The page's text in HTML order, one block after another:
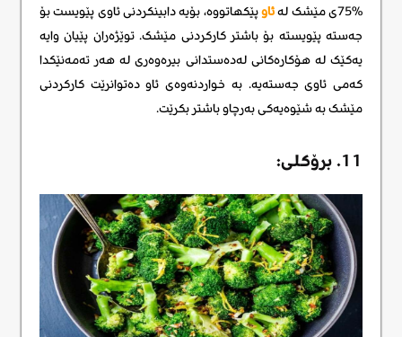
75%ی مێشک لە ئاوپێکهاتووە، بۆیە دابینکردنی ئاوی پێویست بۆ
جەستە پێویستە بۆ باشتر کارکردنی مێشک. توێژەران پێیان وایە
یەکێک لە هۆکارەکانی لەدەستدانی بیرەوەری لە هەر تەمەنێکدا
کەمی ئاوی جەستەیە. بە خواردنەوەی ئاو دەتوانرێت کارکردنی
مێشک بە شێوەیەکی بەرچاو باشتر بکرێت.
11. برۆکلی: